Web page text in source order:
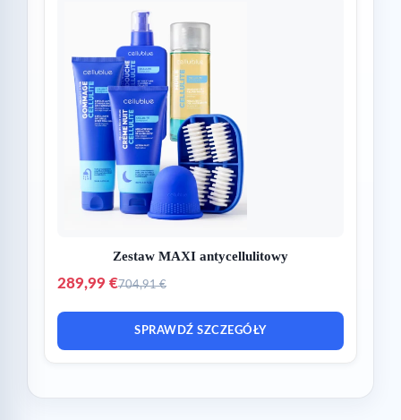
Zestaw MAXI antycellulitowy
289,99 €704,91 €
SPRAWDŹ SZCZEGÓŁY